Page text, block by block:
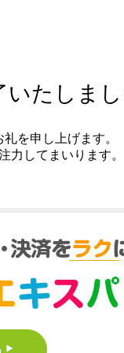
いたしま
を申し上げます。
力してまいります。